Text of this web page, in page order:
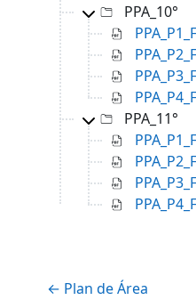
PPA_10°
PPA_11°
← Plan de Área